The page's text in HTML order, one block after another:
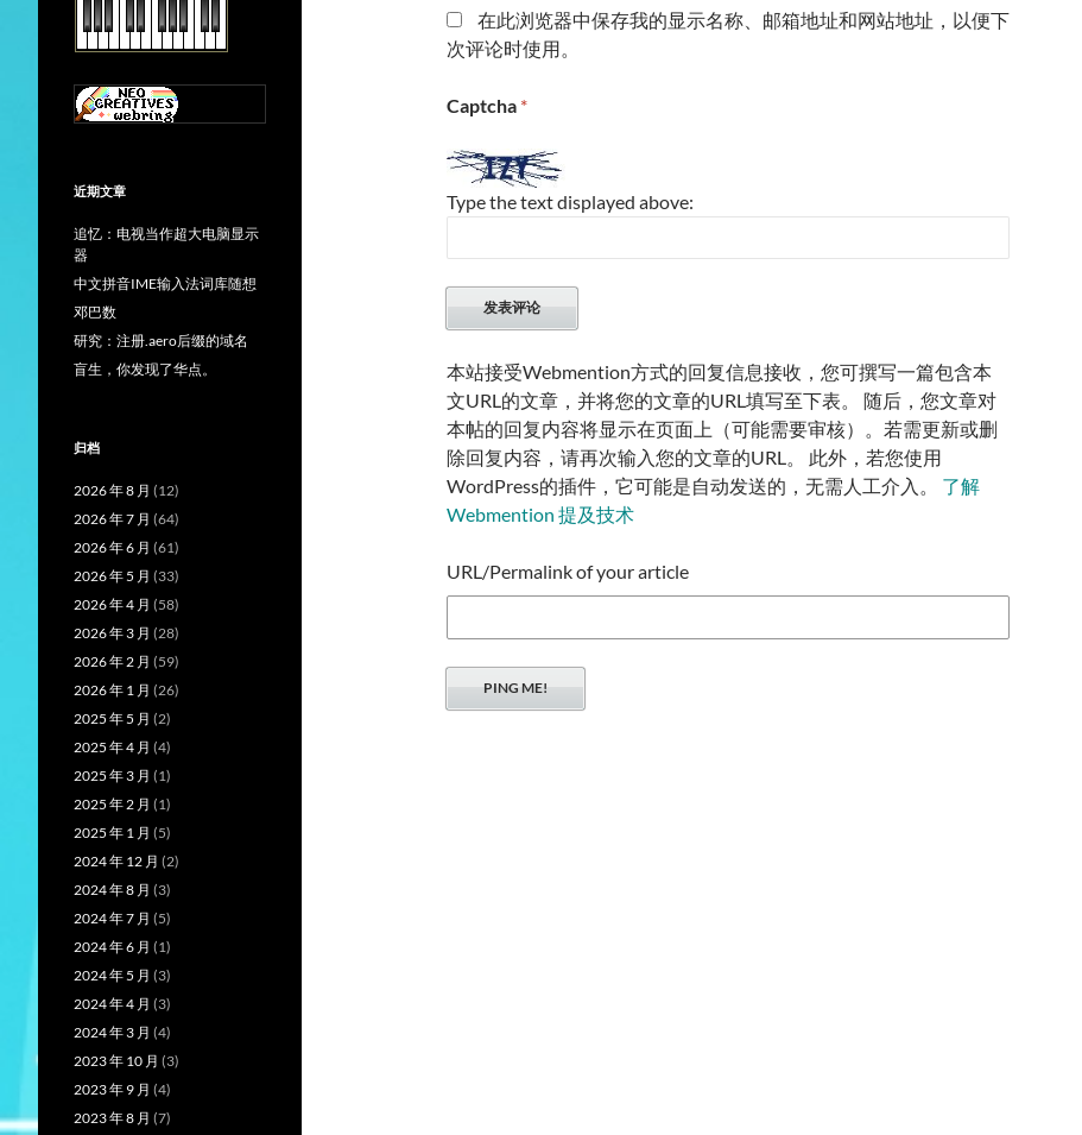
在此浏览器中保存我的显示名称、邮箱地址和网站地址，以便下
次评论时使用。
Captcha *
Type the text displayed above:
本站接受Webmention方式的回复信息接收，您可撰写一篇包含本
文URL的文章，并将您的文章的URL填写至下表。 随后，您文章对
本帖的回复内容将显示在页面上（可能需要审核）。若需更新或删
除回复内容，请再次输入您的文章的URL。 此外，若您使用
WordPress的插件，它可能是自动发送的，无需人工介入。 了解
Webmention 提及技术
URL/Permalink of your article
近期文章
追忆：电视当作超大电脑显示
器
中文拼音IME输入法词库随想
邓巴数
研究：注册.aero后缀的域名
盲生，你发现了华点。
归档
2026 年 8 月 (12)
2026 年 7 月 (64)
2026 年 6 月 (61)
2026 年 5 月 (33)
2026 年 4 月 (58)
2026 年 3 月 (28)
2026 年 2 月 (59)
2026 年 1 月 (26)
2025 年 5 月 (2)
2025 年 4 月 (4)
2025 年 3 月 (1)
2025 年 2 月 (1)
2025 年 1 月 (5)
2024 年 12 月 (2)
2024 年 8 月 (3)
2024 年 7 月 (5)
2024 年 6 月 (1)
2024 年 5 月 (3)
2024 年 4 月 (3)
2024 年 3 月 (4)
2023 年 10 月 (3)
2023 年 9 月 (4)
2023 年 8 月 (7)